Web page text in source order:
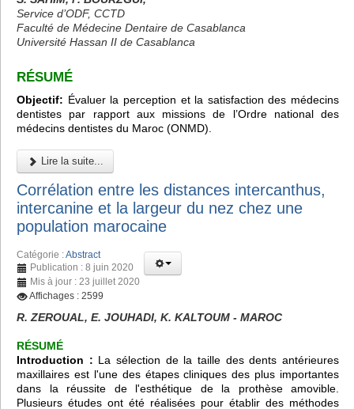
Service d’ODF, CCTD
Faculté de Médecine Dentaire de Casablanca
Université Hassan II de Casablanca
RÉSUMÉ
Objectif: Évaluer la perception et la satisfaction des médecins
dentistes par rapport aux missions de l’Ordre national des
médecins dentistes du Maroc (ONMD).
Lire la suite...
Corrélation entre les distances intercanthus,
intercanine et la largeur du nez chez une
population marocaine
Catégorie :Abstract
Publication : 8 juin 2020
Mis à jour : 23 juillet 2020
Affichages : 2599
R. ZEROUAL, E. JOUHADI, K. KALTOUM - MAROC
RÉSUMÉ
Introduction : La sélection de la taille des dents antérieures
maxillaires est l'une des étapes cliniques des plus importantes
dans la réussite de l'esthétique de la prothèse amovible.
Plusieurs études ont été réalisées pour établir des méthodes